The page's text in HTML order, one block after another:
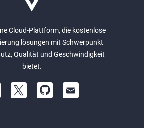
Cloud-Plattform, die kostenlose
lösungen mit Schwerpunkt
Qualität und Geschwindigkeit
bietet.